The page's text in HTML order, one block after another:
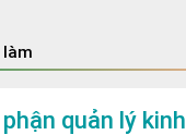
quản lý